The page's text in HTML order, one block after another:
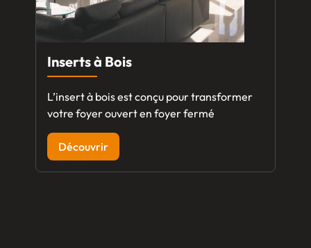
Inserts à Bois
L’insert à bois est conçu pour transformer
votre foyer ouvert en foyer fermé
Découvrir